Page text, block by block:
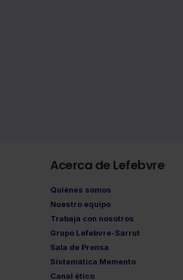
Acerca de Lefebvre
Quiénes somos
Nuestro equipo
Trabaja con nosotros
Grupo Lefebvre-Sarrut
Sala de Prensa
Sistemática Memento
Canal ético